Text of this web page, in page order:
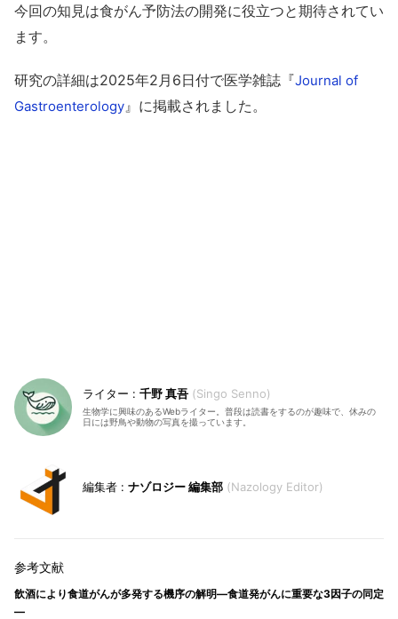
今回の知見は⾷がん予防法の開発に役立つと期待されてい
ます。
研究の詳細は2025年2月6日付で医学雑誌『Journal of
Gastroenterology 』に掲載されました。
千野 真吾 Singo Senno
生物学に興味のあるWebライター。普段は読書をするのが趣味で、休みの
日には野鳥や動物の写真を撮っています。
ナゾロジー 編集部 Nazology Editor
飲酒により食道がんが多発する機序の解明―食道発がんに重要な3因子の同定
―